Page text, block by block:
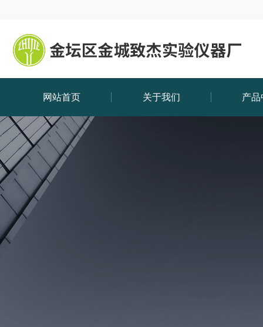
网站首页 关于我们 产品